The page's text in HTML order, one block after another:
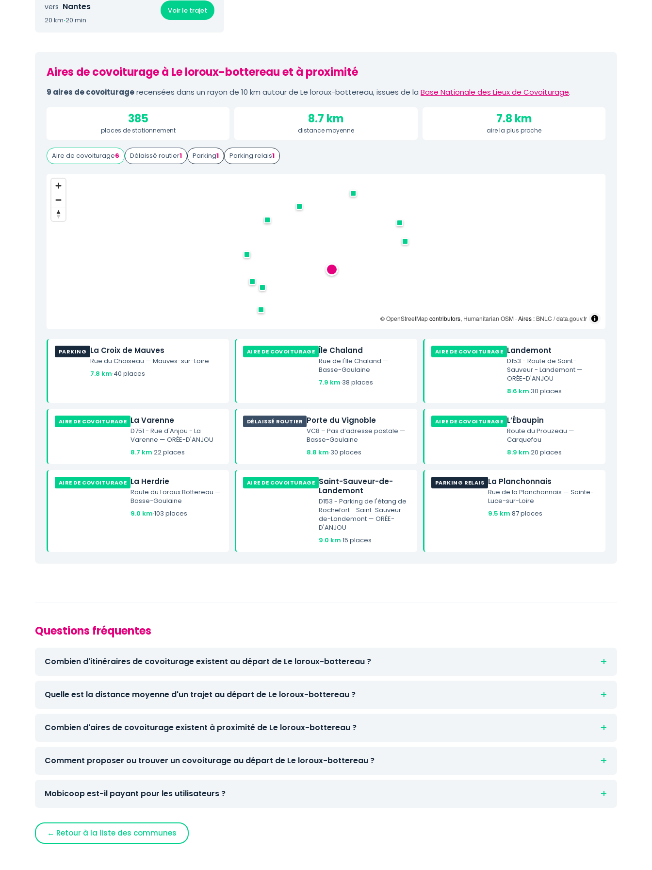
vers Nantes
20 km·20 min
Voir le trajet
Aires de covoiturage à Le loroux-bottereau et à proximité
9 aires de covoituragerecensées dans un rayon de 10 km autour de Le loroux-bottereau, issues de la Base Nationale des Lieux de Covoiturage.
385
places de stationnement
8.7 km
distance moyenne
7.8 km
aire la plus proche
Aire de covoiturage6 Délaissé routier1 Parking1 Parking relais1
©OpenStreetMapcontributors, Humanitarian OSM · Aires : BNLC / data.gouv.fr
PARKING La Croix de Mauves
Rue du Choiseau — Mauves-sur-Loire
7.8 km·40 places
AIRE DE COVOITURAGE Île Chaland
Rue de l'Ile Chaland —
Basse-Goulaine
7.9 km·38 places
AIRE DE COVOITURAGE Landemont
D153 - Route de Saint-
Sauveur - Landemont —
ORÉE-D'ANJOU
8.6 km·30 places
AIRE DE COVOITURAGE La Varenne
D751 - Rue d'Anjou - La
Varenne — ORÉE-D'ANJOU
8.7 km·22 places
DÉLAISSÉ ROUTIER Porte du Vignoble
VC8 – Pas d’adresse postale —
Basse-Goulaine
8.8 km·30 places
AIRE DE COVOITURAGE L’Ébaupin
Route du Prouzeau —
Carquefou
8.9 km·20 places
AIRE DE COVOITURAGE La Herdrie
Route du Loroux Bottereau —
Basse-Goulaine
9.0 km·103 places
AIRE DE COVOITURAGE Saint-Sauveur-de-
Landemont
D153 - Parking de l'étang de
Rochefort - Saint-Sauveur-
de-Landemont — ORÉE-
D'ANJOU
9.0 km·15 places
PARKING RELAIS La Planchonnais
Rue de la Planchonnais — Sainte-
Luce-sur-Loire
9.5 km·87 places
Questions fréquentes
Combien d'itinéraires de covoiturage existent au départ de Le loroux-bottereau ?
Quelle est la distance moyenne d'un trajet au départ de Le loroux-bottereau ?
Combien d'aires de covoiturage existent à proximité de Le loroux-bottereau ?
Comment proposer ou trouver un covoiturage au départ de Le loroux-bottereau ?
Mobicoop est-il payant pour les utilisateurs ?
← Retour à la liste des communes